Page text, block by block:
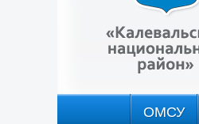
ОМСУ